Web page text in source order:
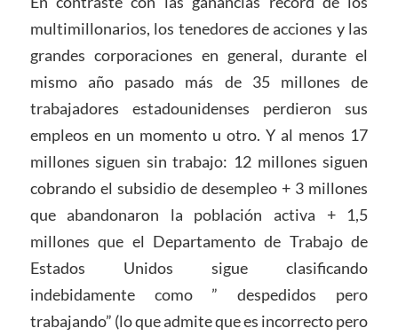
multimillonarios, los tenedores de acciones y las
grandes corporaciones en general, durante el
mismo año pasado más de 35 millones de
trabajadores estadounidenses perdieron sus
empleos en un momento u otro. Y al menos 17
millones siguen sin trabajo: 12 millones siguen
cobrando el subsidio de desempleo + 3 millones
que abandonaron la población activa + 1,5
millones que el Departamento de Trabajo de
Estados Unidos sigue clasificando
indebidamente como ” despedidos pero
trabajando” (lo que admite que es incorrecto pero